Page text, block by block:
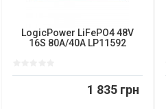
LogicPower LiFePO4 48V
16S 80A/40A LP11592
1 835 грн